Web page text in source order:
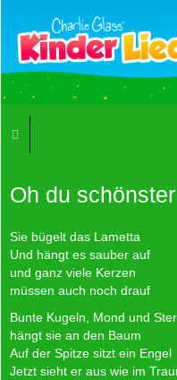
Oh du
Sie bügelt das Lametta
Und hängt es sauber auf
und ganz viele Kerzen
müssen auch noch drauf
Bunte Kugeln, Mond und
hängt sie an den Baum
Auf der Spitze sitzt ein Engel
Jetzt sieht er aus wie im